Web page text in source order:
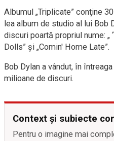
Albumul „Triplicate” conţine
lea album de studio al lui Bob
discuri poartă propriul nume: „
Dolls” şi „Comin' Home Late”.
Bob Dylan a vândut, în
milioane de discuri.
Context și subiecte
Pentru o imagine mai